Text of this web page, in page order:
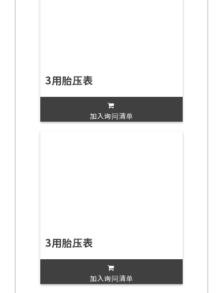
3用胎压表
加入询问清单
3用胎压表
加入询问清单